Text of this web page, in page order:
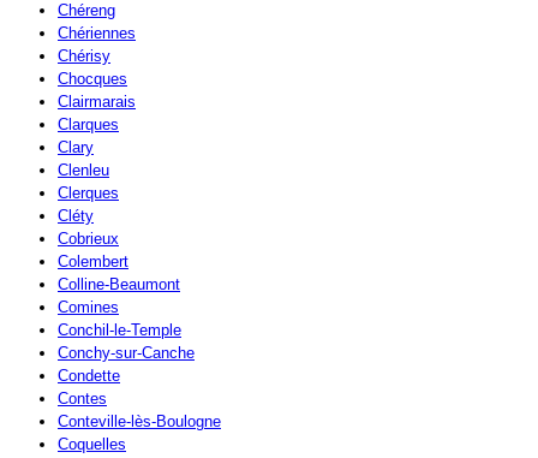
Chéreng
Chériennes
Chérisy
Chocques
Clairmarais
Clarques
Clary
Clenleu
Clerques
Cléty
Cobrieux
Colembert
Colline-Beaumont
Comines
Conchil-le-Temple
Conchy-sur-Canche
Condette
Contes
Conteville-lès-Boulogne
Coquelles